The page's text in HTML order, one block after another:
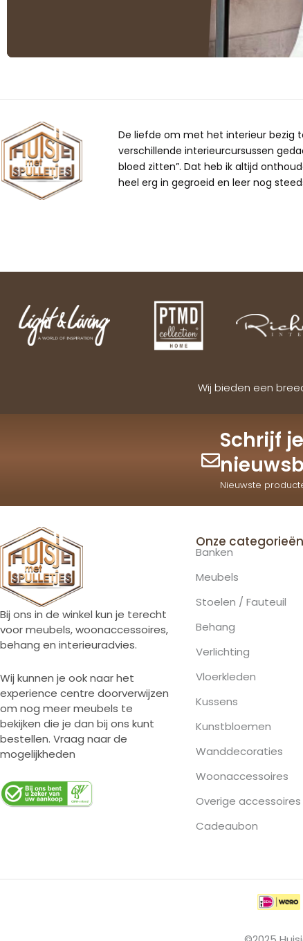
De liefde om met het interieur bezig
verschillende interieurcursussen
bloed zitten”. Dat heb ik altijd
heel erg in gegroeid en leer nog
Wij bieden een
Schrijf
Nieuwste
Bij ons in de winkel kun je terecht
voor meubels, woonaccessoires,
behang en interieuradvies.
Wij kunnen je ook naar het
experience centre doorverwijzen
om nog meer meubels te
bekijken die je dan bij ons kunt
bestellen. Vraag naar de
mogelijkheden
Onze categorieën
Banken
Meubels
Stoelen / Fauteuil
Behang
Verlichting
Vloerkleden
Kussens
Kunstbloemen
Wanddecoraties
Woonaccessoires
Overige accessoires
Cadeaubon